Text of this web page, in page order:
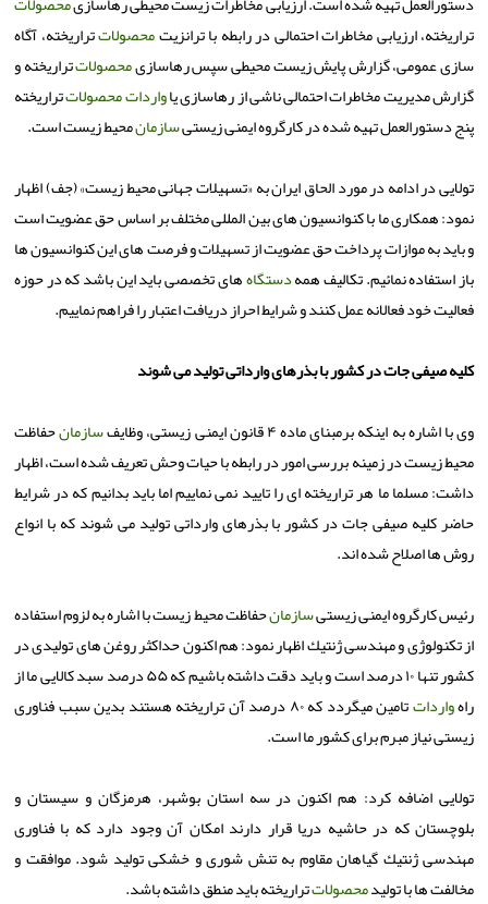
تراریخته، ارزیابی مخاطرات احتمالی در رابطه با ترانزیتمحصولاتتراریخته، آگاه
سازی عمومی، گزارش پایش زیست محیطی سپس رهاسازیمحصولاتتراریخته و
گزارش مدیریت مخاطرات احتمالی ناشی از رهاسازی یاوارداتمحصولاتتراریخته
پنج دستورالعمل تهیه شده در كارگروه ایمنی زیستیسازمانمحیط زیست است.
تولایی در ادامه در مورد الحاق ایران به «تسهیلات جهانی محیط زیست» (جف) اظهار
نمود: همكاری ما با كنوانسیون های بین المللی مختلف بر اساس حق عضویت است
و باید به موازات پرداخت حق عضویت از تسهیلات و فرصت های این كنوانسیون ها
باز استفاده نمائیم. تكالیف همهدستگاههای تخصصی باید این باشد كه در حوزه
فعالیت خود فعالانه عمل كنند و شرایط احراز دریافت اعتبار را فراهم نماییم.
كلیه صیفی جات در كشور با بذرهای وارداتی تولید می شوند
وی با اشاره به اینكه برمبنای ماده ۴ قانون ایمنی زیستی، وظایف
سازمانحفاظت
محیط زیست در زمینه بررسی امور در رابطه با حیات وحش تعریف شده است، اظهار
داشت: مسلما ما هر تراریخته ای را تایید نمی نماییم اما باید بدانیم كه در شرایط
حاضر كلیه صیفی جات در كشور با بذرهای وارداتی تولید می شوند كه با انواع
روش ها اصلاح شده اند.
رئیس كارگروه ایمنی زیستیسازمانحفاظت محیط زیست با اشاره به لزوم استفاده
از تكنولوژی و مهندسی ژنتیك اظهار نمود: هم اكنون حداكثر روغن های تولیدی در
كشور تنها ۱۰ درصد است و باید دقت داشته باشیم كه ۵۵ درصد سبد كالایی ما از
راهواردات
تامین میگردد كه ۸۰ درصد آن تراریخته هستند بدین سبب فناوری
زیستی نیاز مبرم برای كشور ما است.
تولایی اضافه كرد: هم اكنون در سه استان بوشهر، هرمزگان و سیستان و
بلوچستان كه در حاشیه دریا قرار دارند امكان آن وجود دارد كه با فناوری
مهندسی ژنتیك گیاهان مقاوم به تنش شوری و خشكی تولید شود. موافقت و
مخالفت ها با تولیدمحصولاتتراریخته باید منطق داشته باشد.